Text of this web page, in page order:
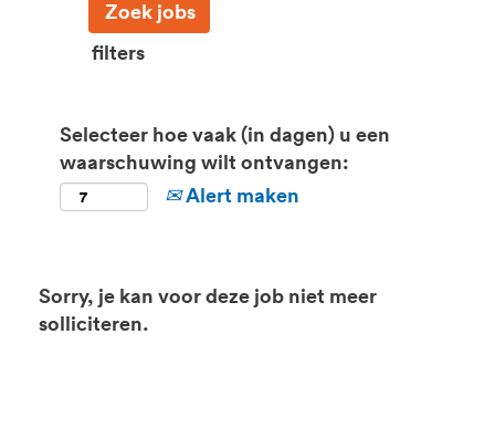
filters
Selecteer hoe vaak (in dagen) u een
waarschuwing wilt ontvangen:
Alert maken
Sorry, je kan voor deze job niet meer
solliciteren.